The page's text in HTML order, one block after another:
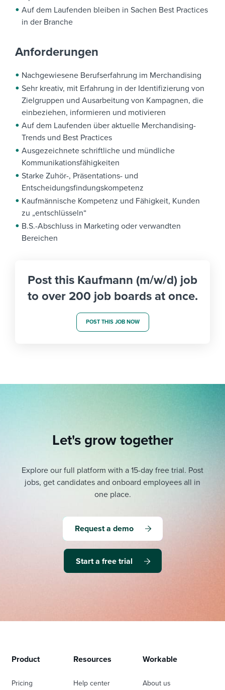
Auf dem Laufenden bleiben in Sachen Best Practices
in der Branche
Anforderungen
Nachgewiesene Berufserfahrung im Merchandising
Sehr kreativ, mit Erfahrung in der Identifizierung von
Zielgruppen und Ausarbeitung von Kampagnen, die
einbeziehen, informieren und motivieren
Auf dem Laufenden über aktuelle Merchandising-
Trends und Best Practices
Ausgezeichnete schriftliche und mündliche
Kommunikationsfähigkeiten
Starke Zuhör-, Präsentations- und
Entscheidungsfindungskompetenz
Kaufmännische Kompetenz und Fähigkeit, Kunden
zu „entschlüsseln“
B.S.-Abschluss in Marketing oder verwandten
Bereichen
Post this Kaufmann (m/w/d) job
to over 200 job boards at once.
POST THIS JOB NOW
Let's grow together
Explore our full platform with a 15-day free trial. Post
jobs, get candidates and onboard employees all in
one place.
Request a demo
Start a free trial
Product
Pricing
Resources
Help center
Workable
About us